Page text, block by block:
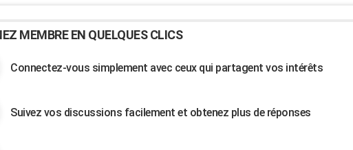
MEMBRE EN QUELQUES CLICS
Connectez-vous simplement avec ceux qui partagent vos intérêts
Suivez vos discussions facilement et obtenez plus de réponses